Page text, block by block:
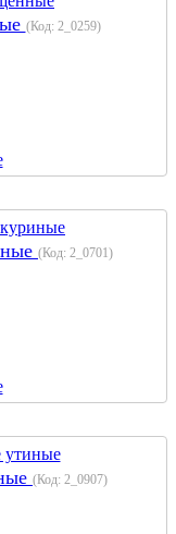
(Код: 2_0259)
(Код: 2_0701)
(Код: 2_0907)